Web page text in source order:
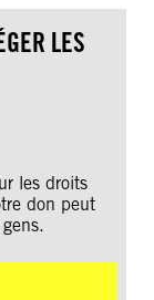
LES
les droits
don peut